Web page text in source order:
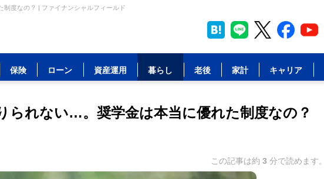
制度なの？ | ファイナンシャルフィールド
保険 ローン 資産運用 暮らし 老後 家計 キャリア
られない…。奨学金は本当に優れた制度なの？
この記事は約 3 分で読めます。